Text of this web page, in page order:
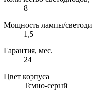
8
Мощность лампы/
1,5
Гарантия, мес.
24
Цвет корпуса
Темно-серый